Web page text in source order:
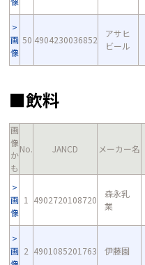
画
像
50 4904230036852
アサヒ
ビール
■飲料
画
像
か
も
No. JANCD メーカー名
画
像
1 4902720108720
森永乳
業
画 2 4901085201763 伊藤園